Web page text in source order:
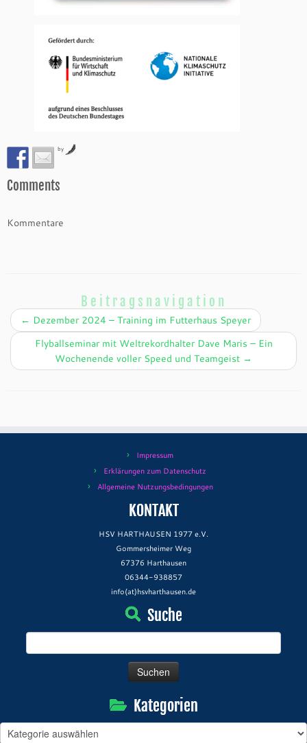
by
Comments
Kommentare
Beitragsnavigation
← Dezember 2024 – Training im Futterhaus Speyer
Flyballseminar mit Weltrekordhalter Dave Maris – Ein
Wochenende voller Speed und Teamgeist →
Impressum
Erklärungen zum Datenschutz
Allgemeine Nutzungsbedingungen
KONTAKT
HSV HARTHAUSEN 1977 e.V.
Gommersheimer Weg
67376 Harthausen
06344-938857
info(at)hsvharthausen.de
Suche
Kategorien
Kategorien